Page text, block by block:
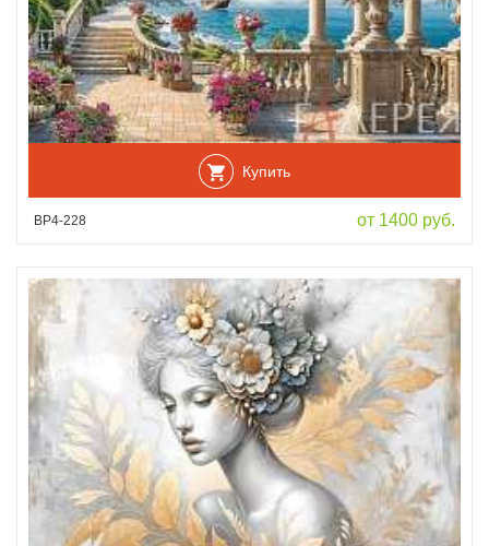
Купить
ВР4-228 от 1400 руб.